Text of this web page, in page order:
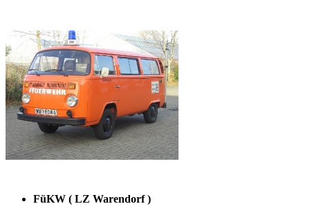
FüKW ( LZ Warendorf )